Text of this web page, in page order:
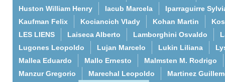
Huston William Henry
Iacub Marcela
Iparraguirre
Kaufman Felix
Kociancich Vlady Kohan Martin
LES LIENS
Laiseca Alberto Lamborghini Osvaldo
Lugones Leopoldo
Lujan Marcelo Lukin Liliana
Mallea Eduardo
Mallo Ernesto
Malmsten M. Rodrigo
Manzur Gregorio
Marechal Leopoldo
Martinez